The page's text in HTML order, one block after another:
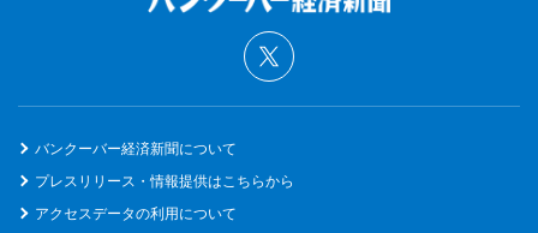
バンクーバー経済新聞について
プレスリリース・情報提供はこちらから
アクセスデータの利用について